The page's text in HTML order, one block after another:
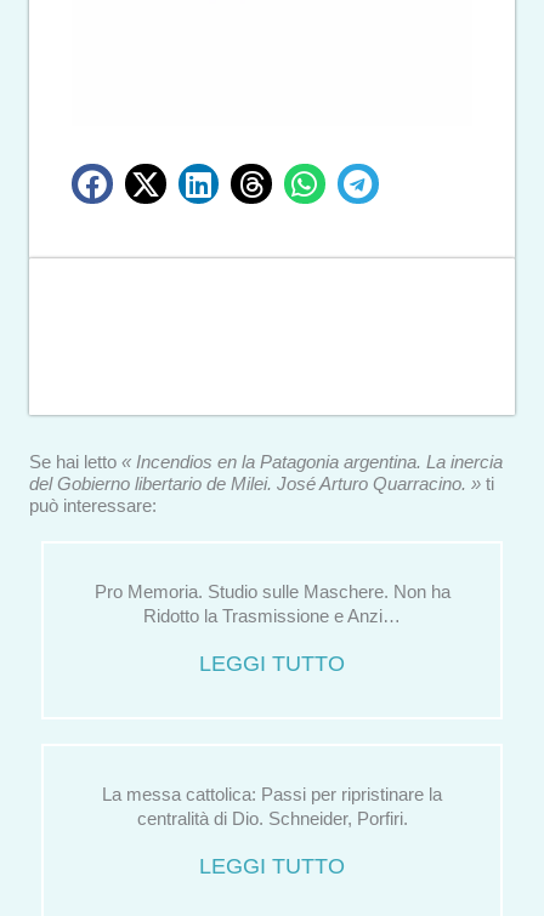
Se hai letto « Incendios en la Patagonia argentina. La inercia
del Gobierno libertario de Milei. José Arturo Quarracino. » ti
può interessare:
Pro Memoria. Studio sulle Maschere. Non ha
Ridotto la Trasmissione e Anzi…
LEGGI TUTTO
La messa cattolica: Passi per ripristinare la
centralità di Dio. Schneider, Porfiri.
LEGGI TUTTO